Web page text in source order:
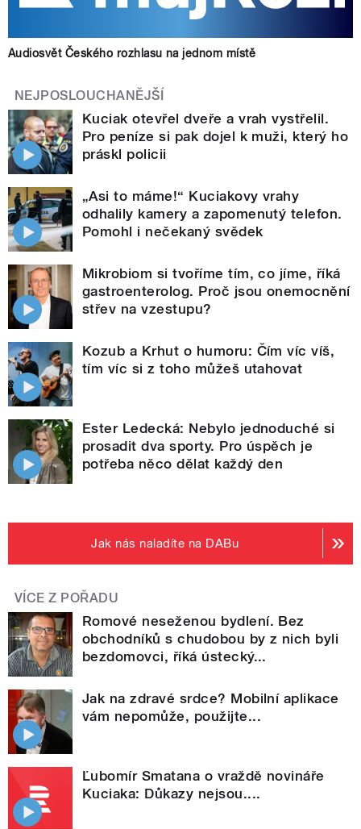
Audiosvět Českého rozhlasu na jednom místě
NEJPOSLOUCHANĚJŠÍ
Kuciak otevřel dveře a vrah vystřelil.
Pro peníze si pak dojel k muži, který ho
práskl policii
„Asi to máme!“ Kuciakovy vrahy
odhalily kamery a zapomenutý telefon.
Pomohl i nečekaný svědek
Mikrobiom si tvoříme tím, co jíme, říká
gastroenterolog. Proč jsou onemocnění
střev na vzestupu?
Kozub a Krhut o humoru: Čím víc víš,
tím víc si z toho můžeš utahovat
Ester Ledecká: Nebylo jednoduché si
prosadit dva sporty. Pro úspěch je
potřeba něco dělat každý den
Jak nás naladíte na DABu
VÍCE Z POŘADU
Romové neseženou bydlení. Bez
obchodníků s chudobou by z nich byli
bezdomovci, říká ústecký...
Jak na zdravé srdce? Mobilní aplikace
vám nepomůže, použijte...
Ľubomír Smatana o vraždě novináře
Kuciaka: Důkazy nejsou....